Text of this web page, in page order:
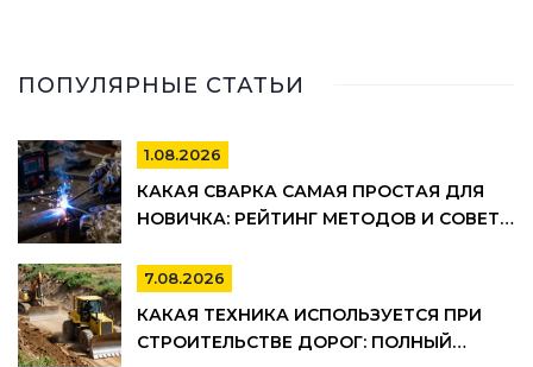
ПОПУЛЯРНЫЕ СТАТЬИ
1.08.2026
КАКАЯ СВАРКА САМАЯ ПРОСТАЯ ДЛЯ
НОВИЧКА: РЕЙТИНГ МЕТОДОВ И СОВЕТЫ
7.08.2026
КАКАЯ ТЕХНИКА ИСПОЛЬЗУЕТСЯ ПРИ
СТРОИТЕЛЬСТВЕ ДОРОГ: ПОЛНЫЙ